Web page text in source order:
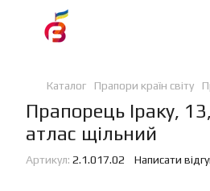
Каталог Прапори країн світу
Прапорець Іраку,
атлас щільний
Артикул: 2.1.017.02 Написати